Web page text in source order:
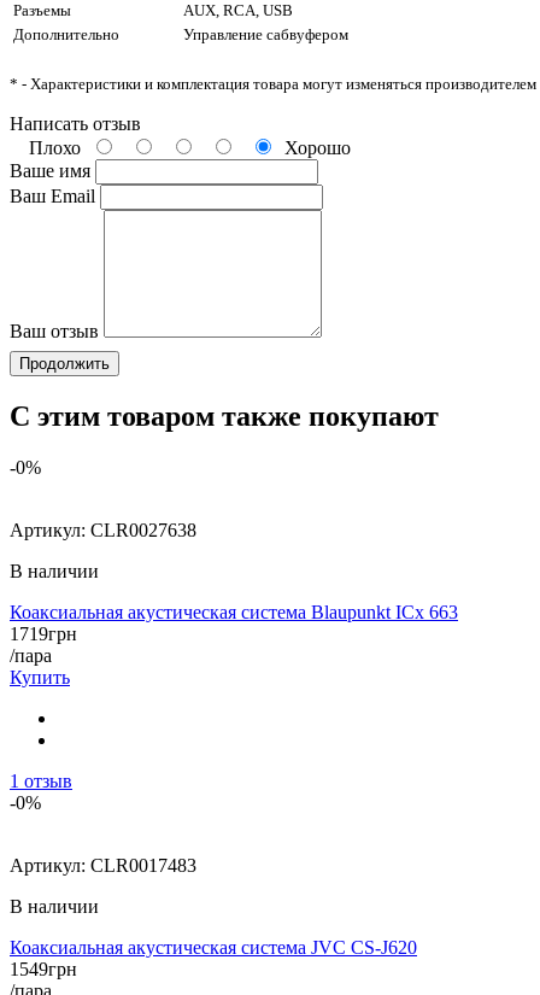
Разъемы
AUX, RCA, USB
Дополнительно
Управление сабвуфером
* - Характеристики и комплектация товара могут изменяться
Написать отзыв
Плохо
Хорошо
Ваше имя
Ваш Email
Ваш отзыв
Продолжить
С этим товаром также покупают
-0%
Артикул: CLR0027638
В наличии
Коаксиальная акустическая система Blaupunkt ICx 663
1719грн
/пара
Купить
1 отзыв
-0%
Артикул: CLR0017483
В наличии
Коаксиальная акустическая система JVC CS-J620
1549грн
/пара